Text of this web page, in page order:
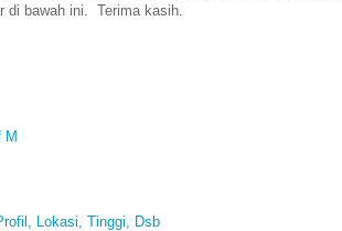
di bawah ini. Terima kasih.
M
Lokasi, Tinggi, Dsb